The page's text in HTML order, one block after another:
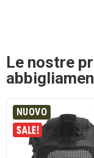
Le nostre
NUOVO